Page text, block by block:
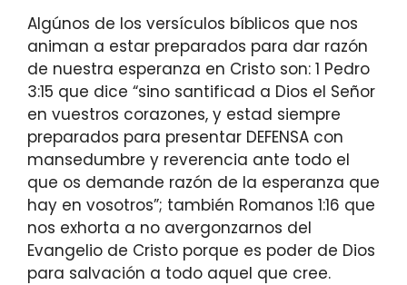
Algúnos de los versículos bíblicos que nos
animan a estar preparados para dar razón
de nuestra esperanza en Cristo son: 1 Pedro
3:15 que dice “sino santificad a Dios el Señor
en vuestros corazones, y estad siempre
preparados para presentar DEFENSA con
mansedumbre y reverencia ante todo el
que os demande razón de la esperanza que
hay en vosotros”; también Romanos 1:16 que
nos exhorta a no avergonzarnos del
Evangelio de Cristo porque es poder de Dios
para salvación a todo aquel que cree.